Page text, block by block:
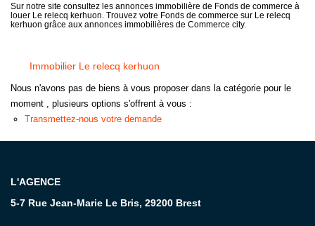
Sur notre site consultez les annonces immobilière de Fonds de commerce à
louer Le relecq kerhuon. Trouvez votre Fonds de commerce sur Le relecq
kerhuon grâce aux annonces immobilières de Commerce city.
Immobilier Le relecq kerhuon
Nous n'avons pas de biens à vous proposer dans la catégorie pour le
moment , plusieurs options s'offrent à vous :
Transmettez-nous votre demande
L'AGENCE
5-7 Rue Jean-Marie Le Bris, 29200 Brest